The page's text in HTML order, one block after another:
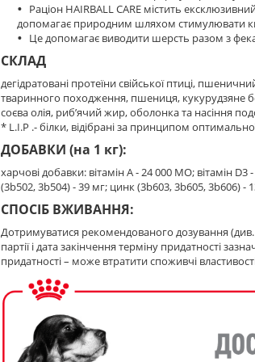
Раціон HAIRBALL CARE містить
допомагає природним шляхом стимулювати
Це допомагає виводити шерсть разом з
СКЛАД
дегідратовані протеїни свійської птиці,
тваринного походження, пшениця, кукурудзяне
соєва олія, риб’ячий жир, оболонка та насіння
* L.I.P .- білки, відібрані за принципом
ДОБАВКИ (на 1 кг):
харчові добавки: вітамін A - 24 000 MO; вітамін
(3b502, 3b504) - 39 мг; цинк (3b603, 3b605, 3b606) -
СПОСІБ ВЖИВАННЯ:
Дотримуватися рекомендованого дозування
партії і дата закінчення терміну придатності
придатності – може втратити споживчі